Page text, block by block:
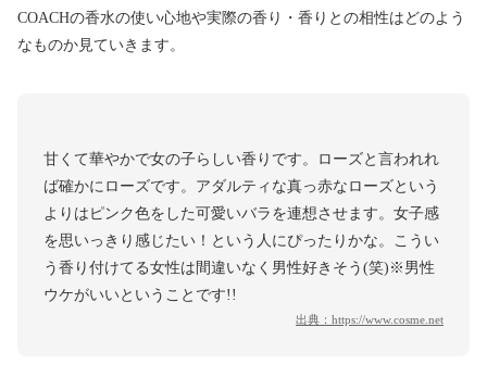
COACHの香水の使い心地や実際の香り・香りとの相性はどのよう
なものか見ていきます。
甘くて華やかで女の子らしい香りです。ローズと言われれ
ば確かにローズです。アダルティな真っ赤なローズという
よりはピンク色をした可愛いバラを連想させます。女子感
を思いっきり感じたい！という人にぴったりかな。こうい
う香り付けてる女性は間違いなく男性好きそう(笑)※男性
ウケがいいということです!!
出典： https://www.cosme.net